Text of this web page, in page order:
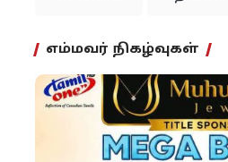
எம்மவர் நிகழ்வுகள்